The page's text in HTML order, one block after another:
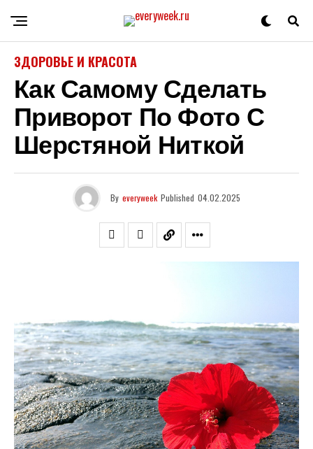
ЗДОРОВЬЕ И КРАСОТА
Как Самому Сделать
Приворот По Фото С
Шерстяной Ниткой
By everyweek Published 04.02.2025